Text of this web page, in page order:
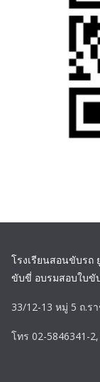
โรงเรียนสอนขับร
ขับขี่ อบรมสอบใบขั
33/12-13 หมู่ 5 ถ.ร
โทร 02-5846341-